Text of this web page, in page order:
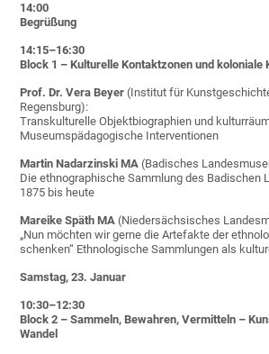
14:00
Begrüßung
14:15–16:30
Block 1 – Kulturelle Kontaktzonen und koloniale
Prof. Dr. Vera Beyer (Institut für
Regensburg):
Transkulturelle Objektbiographien und
Museumspädagogische Interventionen
Martin Nadarzinski MA (Badisches
Die ethnographische Sammlung des Badischen
1875 bis heute
Mareike Späth MA (Niedersächsisches
„Nun möchten wir gerne die Artefakte der
schenken“ Ethnologische Sammlungen als
Samstag, 23. Januar
10:30–12:30
Block 2 – Sammeln, Bewahren, Vermitteln –
Wandel